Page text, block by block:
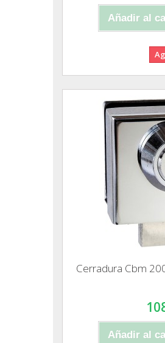
Añadir al
Cerradura Cbm
Añadir al